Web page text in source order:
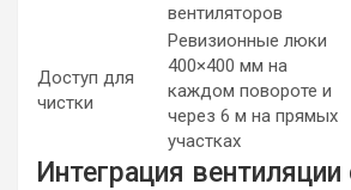
вентиляторов
Доступ для
чистки
Ревизионные люки
400×400 мм на
каждом повороте и
через 6 м на прямых
участках
Интеграция вентиляции